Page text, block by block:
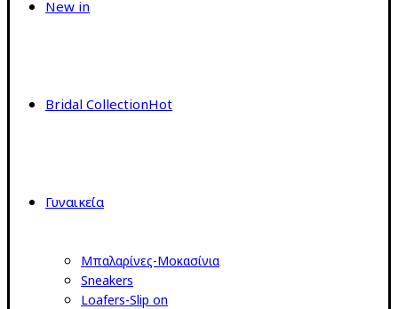
New in
Bridal CollectionHot
Γυναικεία
Μπαλαρίνες-Μοκασίνια
Sneakers
Loafers-Slip on